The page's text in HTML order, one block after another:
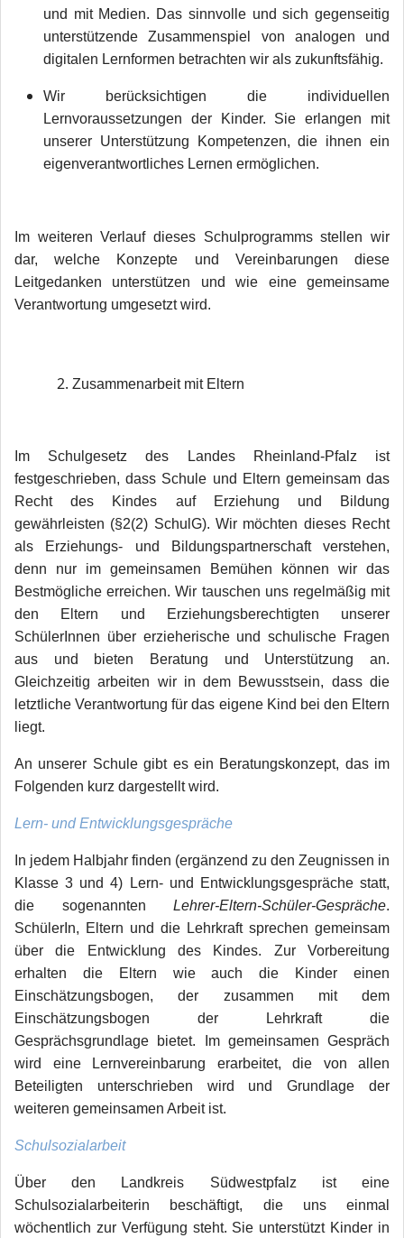
und mit Medien. Das sinnvolle und sich gegenseitig
unterstützende Zusammenspiel von analogen und
digitalen Lernformen betrachten wir als zukunftsfähig.
Wir berücksichtigen die individuellen
Lernvoraussetzungen der Kinder. Sie erlangen mit
unserer Unterstützung Kompetenzen, die ihnen ein
eigenverantwortliches Lernen ermöglichen.
Im weiteren Verlauf dieses Schulprogramms stellen wir
dar, welche Konzepte und Vereinbarungen diese
Leitgedanken unterstützen und wie eine gemeinsame
Verantwortung umgesetzt wird.
Zusammenarbeit mit Eltern
Im Schulgesetz des Landes Rheinland-Pfalz ist
festgeschrieben, dass Schule und Eltern gemeinsam das
Recht des Kindes auf Erziehung und Bildung
gewährleisten (§2(2) SchulG). Wir möchten dieses Recht
als Erziehungs- und Bildungspartnerschaft verstehen,
denn nur im gemeinsamen Bemühen können wir das
Bestmögliche erreichen. Wir tauschen uns regelmäßig mit
den Eltern und Erziehungsberechtigten unserer
SchülerInnen über erzieherische und schulische Fragen
aus und bieten Beratung und Unterstützung an.
Gleichzeitig arbeiten wir in dem Bewusstsein, dass die
letztliche Verantwortung für das eigene Kind bei den Eltern
liegt.
An unserer Schule gibt es ein Beratungskonzept, das im
Folgenden kurz dargestellt wird.
Lern- und Entwicklungsgespräche
In jedem Halbjahr finden (ergänzend zu den Zeugnissen in
Klasse 3 und 4) Lern- und Entwicklungsgespräche statt,
die sogenannten Lehrer-Eltern-Schüler-Gespräche.
SchülerIn, Eltern und die Lehrkraft sprechen gemeinsam
über die Entwicklung des Kindes. Zur Vorbereitung
erhalten die Eltern wie auch die Kinder einen
Einschätzungsbogen, der zusammen mit dem
Einschätzungsbogen der Lehrkraft die
Gesprächsgrundlage bietet. Im gemeinsamen Gespräch
wird eine Lernvereinbarung erarbeitet, die von allen
Beteiligten unterschrieben wird und Grundlage der
weiteren gemeinsamen Arbeit ist.
Schulsozialarbeit
Über den Landkreis Südwestpfalz ist eine
Schulsozialarbeiterin beschäftigt, die uns einmal
wöchentlich zur Verfügung steht. Sie unterstützt Kinder in